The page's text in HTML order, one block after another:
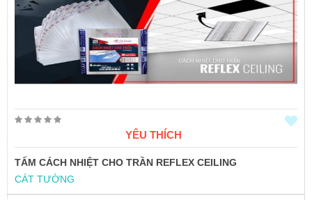
YÊU THÍCH
TẤM CÁCH NHIỆT CHO TRẦN REFLEX CEILING
CÁT TƯỜNG